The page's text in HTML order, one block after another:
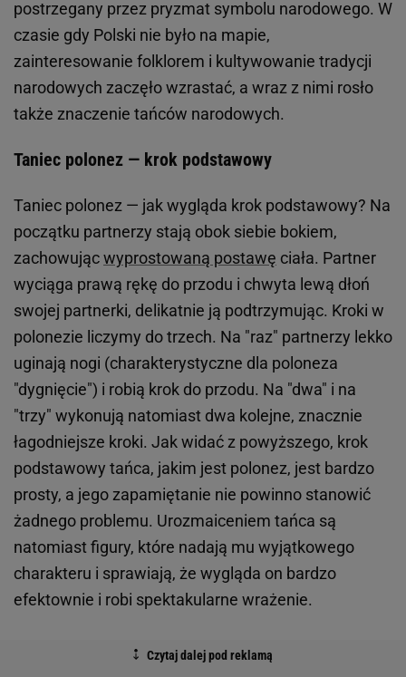
postrzegany przez pryzmat symbolu narodowego. W
czasie gdy Polski nie było na mapie,
zainteresowanie folklorem i kultywowanie tradycji
narodowych zaczęło wzrastać, a wraz z nimi rosło
także znaczenie tańców narodowych.
Taniec polonez — krok podstawowy
Taniec polonez — jak wygląda krok podstawowy? Na
początku partnerzy stają obok siebie bokiem,
zachowującwyprostowaną postawę ciała. Partner
wyciąga prawą rękę do przodu i chwyta lewą dłoń
swojej partnerki, delikatnie ją podtrzymując. Kroki w
polonezie liczymy do trzech. Na "raz" partnerzy lekko
uginają nogi (charakterystyczne dla poloneza
"dygnięcie") i robią krok do przodu. Na "dwa" i na
"trzy" wykonują natomiast dwa kolejne, znacznie
łagodniejsze kroki. Jak widać z powyższego, krok
podstawowy tańca, jakim jest polonez, jest bardzo
prosty, a jego zapamiętanie nie powinno stanowić
żadnego problemu. Urozmaiceniem tańca są
natomiast figury, które nadają mu wyjątkowego
charakteru i sprawiają, że wygląda on bardzo
efektownie i robi spektakularne wrażenie.